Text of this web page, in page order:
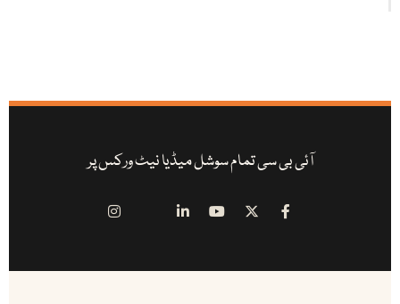
آئی بی سی تمام سوشل میڈیا نیٹ ورکس پر